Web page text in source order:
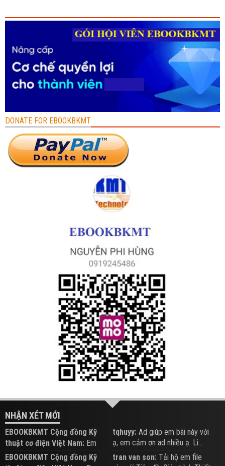
DONATE FOR EBOOKBKMT
NHẬN XÉT MỚI
EBOOKBKMT Cộng đồng Kỹ
thuật cơ điện Việt Nam: Em
đăng trên Group hỗ trợ nhé
tqhuyy: Ad giúp em bài này với
ạ, em cảm ơn ad nhiều ạ. Li...
EBOOKBKMT Cộng đồng Kỹ
tran van son: Tải hộ em file